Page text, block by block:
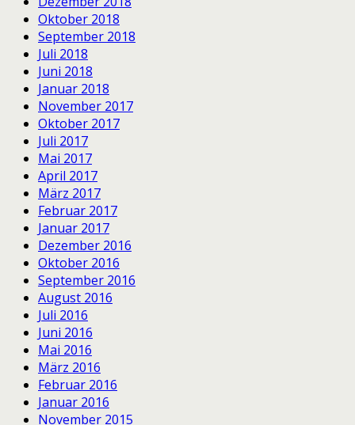
Oktober 2018
September 2018
Juli 2018
Juni 2018
Januar 2018
November 2017
Oktober 2017
Juli 2017
Mai 2017
April 2017
März 2017
Februar 2017
Januar 2017
Dezember 2016
Oktober 2016
September 2016
August 2016
Juli 2016
Juni 2016
Mai 2016
März 2016
Februar 2016
Januar 2016
November 2015